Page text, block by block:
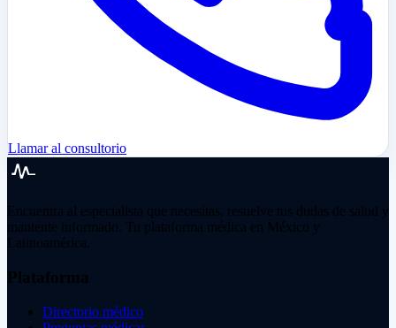
Llamar al consultorio
Encuentra al especialista que necesitas, resuelve tus dudas de salud y
mantente informado. Tu plataforma médica en México y
Latinoamérica.
Plataforma
Directorio médico